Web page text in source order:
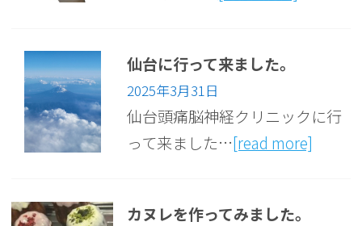
仙台に行って来ました。
2025年3月31日
仙台頭痛脳神経クリニックに行
って来ました…[read more]
カヌレを作ってみました。